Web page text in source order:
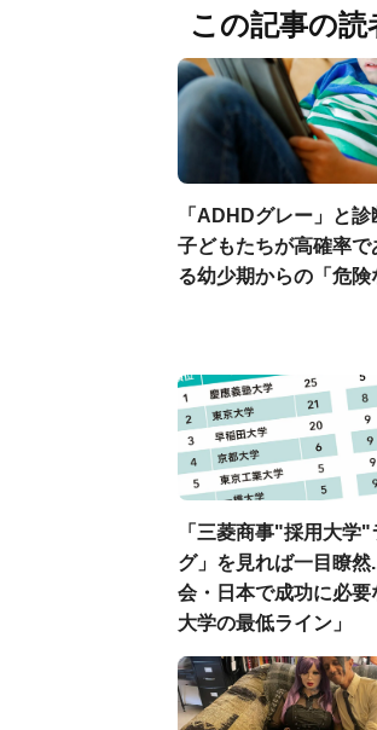
この記事の
「ADHDグレー」と診
子どもたちが高確率で
る幼少期からの「危険
「三菱商事"採用大学
グ」を見れば一目瞭然
会・日本で成功に必要
大学の最低ライン」